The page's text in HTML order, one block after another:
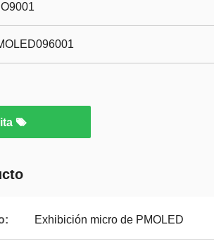
Exhibición micro de PMOLED